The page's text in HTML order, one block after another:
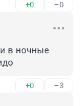
+0 –0
в ночные
+0 –3